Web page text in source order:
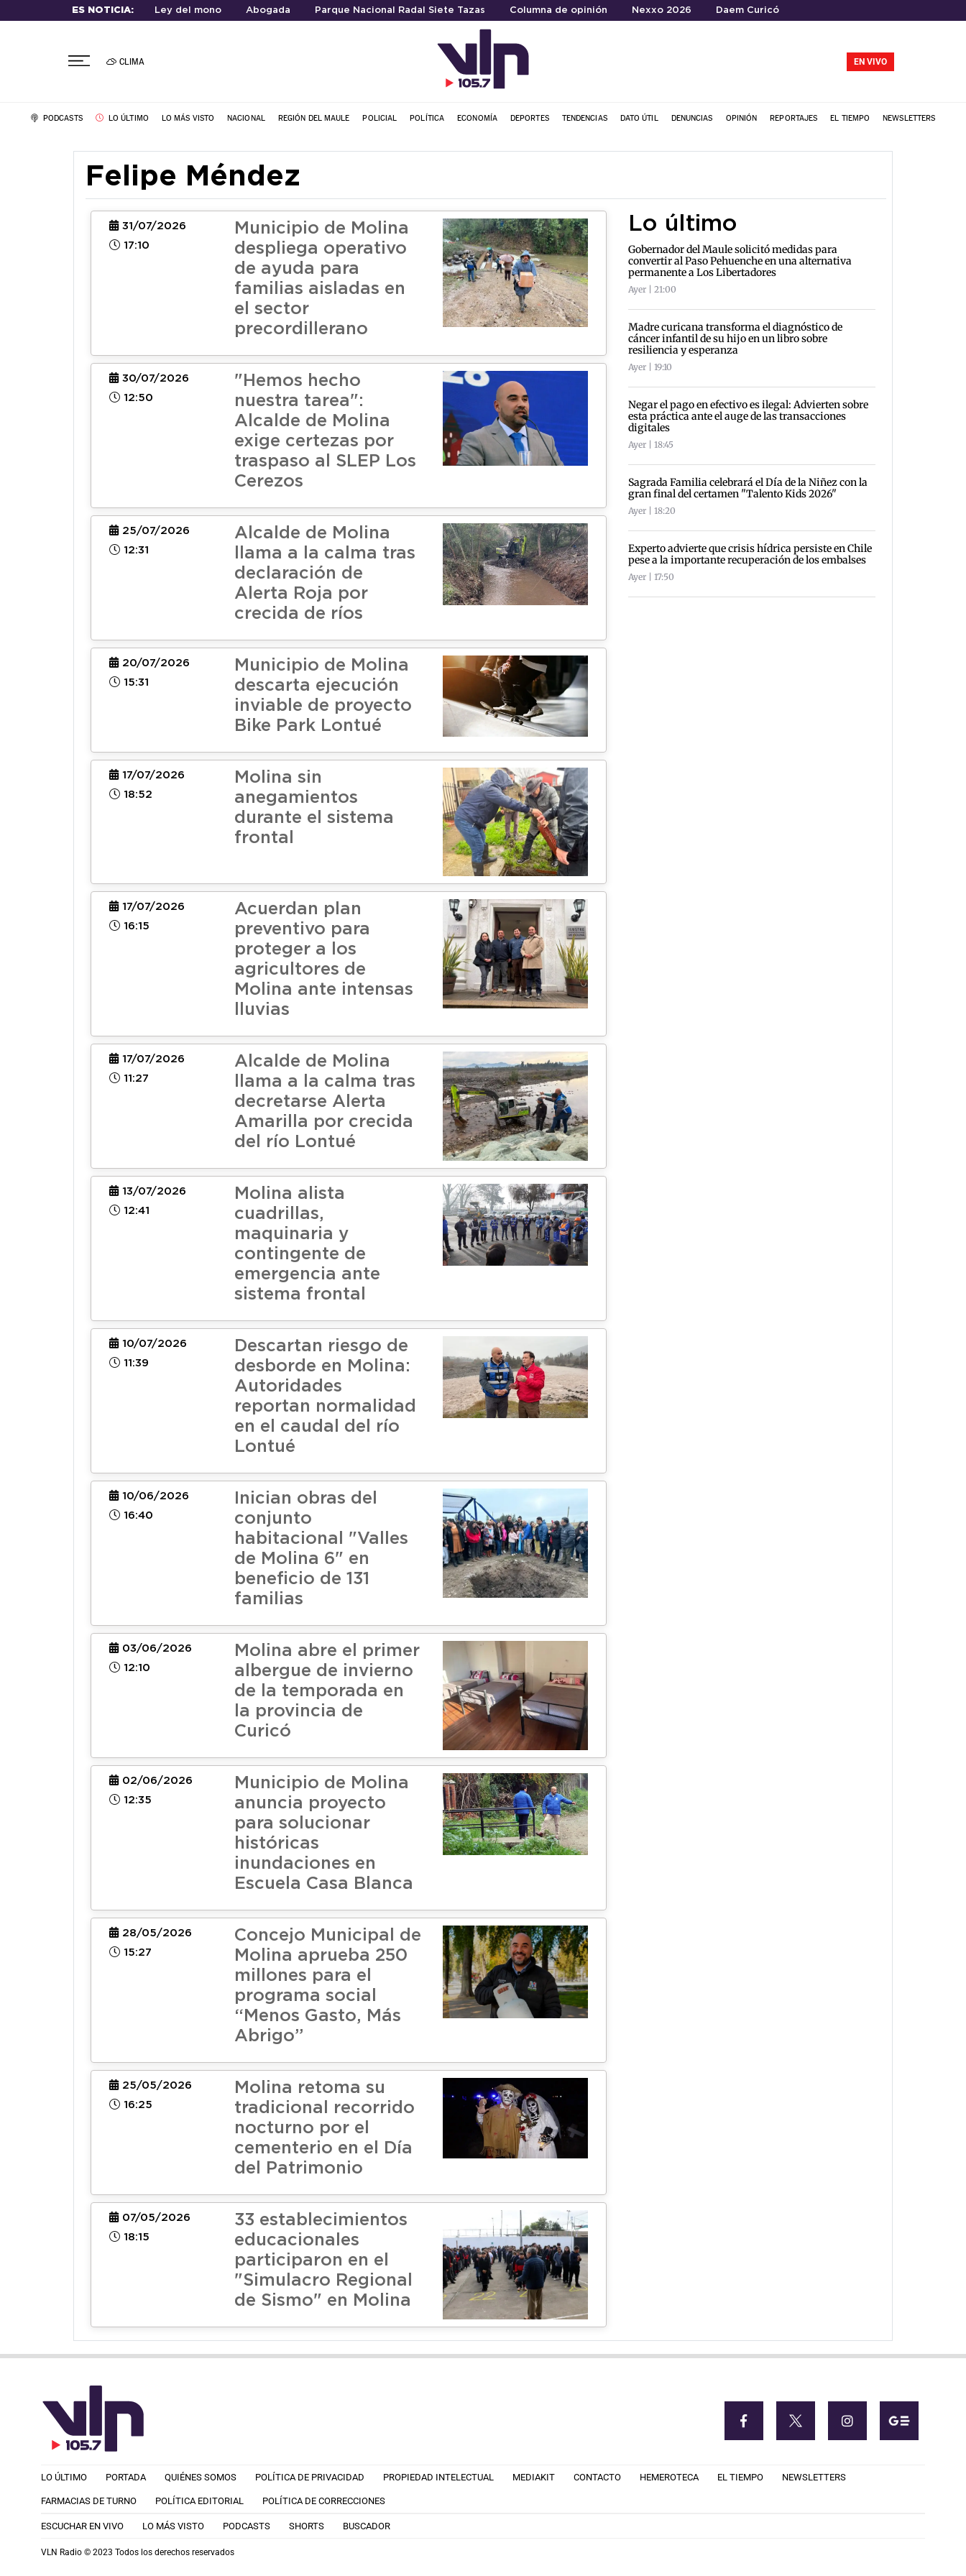
ES NOTICIA: Ley del mono Abogada Parque Nacional Radal Siete Tazas Columna de opinión Nexxo 2026 Daem Curicó
CLIMA EN VIVO
PODCASTS LO ÚLTIMO LO MÁS VISTO NACIONAL REGIÓN DEL MAULE POLICIAL POLÍTICA ECONOMÍA DEPORTES TENDENCIAS DATO ÚTIL DENUNCIAS OPINIÓN REPORTAJES EL TIEMPO NEWSLETTERS
Felipe Méndez
31/07/2026
17:10
Municipio de Molina
despliega operativo
de ayuda para
familias aisladas en
el sector
precordillerano
30/07/2026
12:50
"Hemos hecho
nuestra tarea":
Alcalde de Molina
exige certezas por
traspaso al SLEP Los
Cerezos
25/07/2026
12:31
Alcalde de Molina
llama a la calma tras
declaración de
Alerta Roja por
crecida de ríos
20/07/2026
15:31
Municipio de Molina
descarta ejecución
inviable de proyecto
Bike Park Lontué
17/07/2026
18:52
Molina sin
anegamientos
durante el sistema
frontal
17/07/2026
16:15
Acuerdan plan
preventivo para
proteger a los
agricultores de
Molina ante intensas
lluvias
17/07/2026
11:27
Alcalde de Molina
llama a la calma tras
decretarse Alerta
Amarilla por crecida
del río Lontué
13/07/2026
12:41
Molina alista
cuadrillas,
maquinaria y
contingente de
emergencia ante
sistema frontal
10/07/2026
11:39
Descartan riesgo de
desborde en Molina:
Autoridades
reportan normalidad
en el caudal del río
Lontué
10/06/2026
16:40
Inician obras del
conjunto
habitacional "Valles
de Molina 6" en
beneficio de 131
familias
03/06/2026
12:10
Molina abre el primer
albergue de invierno
de la temporada en
la provincia de
Curicó
02/06/2026
12:35
Municipio de Molina
anuncia proyecto
para solucionar
históricas
inundaciones en
Escuela Casa Blanca
28/05/2026
15:27
Concejo Municipal de
Molina aprueba 250
millones para el
programa social
“Menos Gasto, Más
Abrigo”
25/05/2026
16:25
Molina retoma su
tradicional recorrido
nocturno por el
cementerio en el Día
del Patrimonio
07/05/2026
18:15
33 establecimientos
educacionales
participaron en el
"Simulacro Regional
de Sismo" en Molina
Lo último
Gobernador del Maule solicitó medidas para
convertir al Paso Pehuenche en una alternativa
permanente a Los Libertadores
Ayer | 21:00
Madre curicana transforma el diagnóstico de
cáncer infantil de su hijo en un libro sobre
resiliencia y esperanza
Ayer | 19:10
Negar el pago en efectivo es ilegal: Advierten sobre
esta práctica ante el auge de las transacciones
digitales
Ayer | 18:45
Sagrada Familia celebrará el Día de la Niñez con la
gran final del certamen "Talento Kids 2026"
Ayer | 18:20
Experto advierte que crisis hídrica persiste en Chile
pese a la importante recuperación de los embalses
Ayer | 17:50
LO ÚLTIMO PORTADA QUIÉNES SOMOS POLÍTICA DE PRIVACIDAD PROPIEDAD INTELECTUAL MEDIAKIT CONTACTO HEMEROTECA EL TIEMPO NEWSLETTERS
FARMACIAS DE TURNO POLÍTICA EDITORIAL POLÍTICA DE CORRECCIONES
ESCUCHAR EN VIVO LO MÁS VISTO PODCASTS SHORTS BUSCADOR
VLN Radio © 2023 Todos los derechos reservados